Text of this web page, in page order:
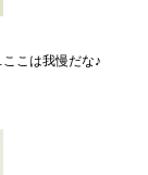
こは我慢だな♪